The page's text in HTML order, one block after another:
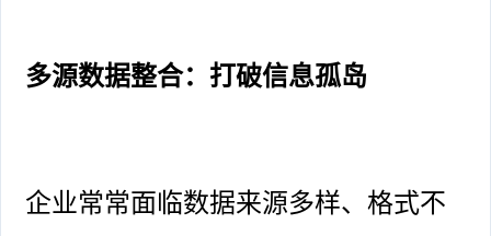
多源数据整合：打破信息孤岛
企业常常面临数据来源多样、格式不